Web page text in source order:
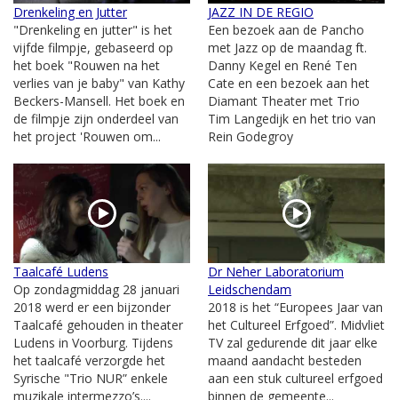
Drenkeling en Jutter
"Drenkeling en jutter" is het
vijfde filmpje, gebaseerd op
het boek "Rouwen na het
verlies van je baby" van Kathy
Beckers-Mansell. Het boek en
de filmpje zijn onderdeel van
het project 'Rouwen om...
JAZZ IN DE REGIO
Een bezoek aan de Pancho
met Jazz op de maandag ft.
Danny Kegel en René Ten
Cate en een bezoek aan het
Diamant Theater met Trio
Tim Langedijk en het trio van
Rein Godegroy
Taalcafé Ludens
Op zondagmiddag 28 januari
2018 werd er een bijzonder
Taalcafé gehouden in theater
Ludens in Voorburg. Tijdens
het taalcafé verzorgde het
Syrische "Trio NUR” enkele
muzikale intermezzo’s....
Dr Neher Laboratorium
Leidschendam
2018 is het “Europees Jaar van
het Cultureel Erfgoed”. Midvliet
TV zal gedurende dit jaar elke
maand aandacht besteden
aan een stuk cultureel erfgoed
binnen de gemeente...